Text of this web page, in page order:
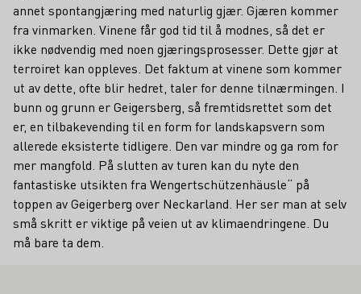
annet spontangjæring med naturlig gjær. Gjæren kommer
fra vinmarken. Vinene får god tid til å modnes, så det er
ikke nødvendig med noen gjæringsprosesser. Dette gjør at
terroiret kan oppleves. Det faktum at vinene som kommer
ut av dette, ofte blir hedret, taler for denne tilnærmingen. I
bunn og grunn er Geigersberg, så fremtidsrettet som det
er, en tilbakevending til en form for landskapsvern som
allerede eksisterte tidligere. Den var mindre og ga rom for
mer mangfold. På slutten av turen kan du nyte den
fantastiske utsikten fra Wengertschützenhäusle“ på
toppen av Geigerberg over Neckarland. Her ser man at selv
små skritt er viktige på veien ut av klimaendringene. Du
må bare ta dem.